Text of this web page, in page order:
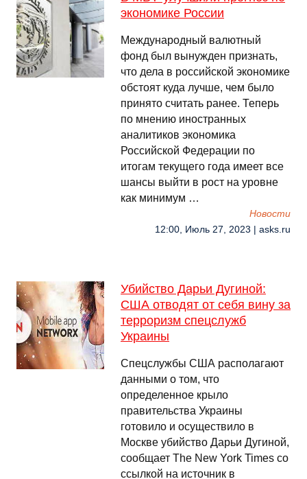
экономике России
Международный валютный
фонд был вынужден признать,
что дела в российской экономике
обстоят куда лучше, чем было
принято считать ранее. Теперь
по мнению иностранных
аналитиков экономика
Российской Федерации по
итогам текущего года имеет все
шансы выйти в рост на уровне
как минимум …
Новости
12:00, Июль 27, 2023 | asks.ru
Убийство Дарьи Дугиной:
США отводят от себя вину за
терроризм спецслужб
Украины
Спецслужбы США располагают
данными о том, что
определенное крыло
правительства Украины
готовило и осуществило в
Москве убийство Дарьи Дугиной,
сообщает The New York Times со
ссылкой на источник в